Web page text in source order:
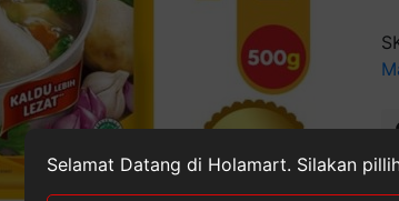
Selamat Datang di Holamart. Silakan